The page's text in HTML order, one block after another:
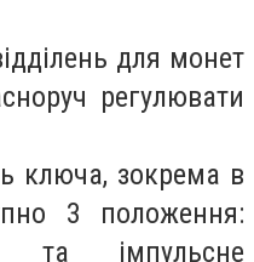
для монет
регулювати
ключа, зокрема в
3 положення:
та імпульсне